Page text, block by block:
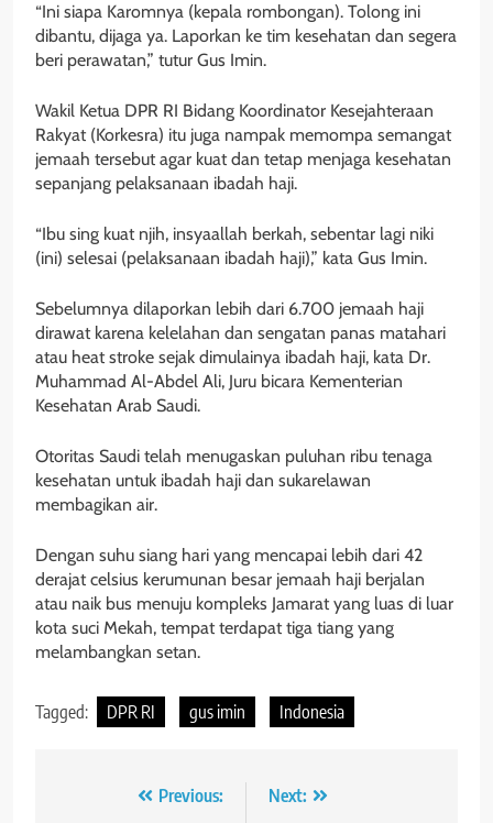
“Ini siapa Karomnya (kepala rombongan). Tolong ini
dibantu, dijaga ya. Laporkan ke tim kesehatan dan segera
beri perawatan,” tutur Gus Imin.
Wakil Ketua DPR RI Bidang Koordinator Kesejahteraan
Rakyat (Korkesra) itu juga nampak memompa semangat
jemaah tersebut agar kuat dan tetap menjaga kesehatan
sepanjang pelaksanaan ibadah haji.
“Ibu sing kuat njih, insyaallah berkah, sebentar lagi niki
(ini) selesai (pelaksanaan ibadah haji),” kata Gus Imin.
Sebelumnya dilaporkan lebih dari 6.700 jemaah haji
dirawat karena kelelahan dan sengatan panas matahari
atau heat stroke sejak dimulainya ibadah haji, kata Dr.
Muhammad Al-Abdel Ali, Juru bicara Kementerian
Kesehatan Arab Saudi.
Otoritas Saudi telah menugaskan puluhan ribu tenaga
kesehatan untuk ibadah haji dan sukarelawan
membagikan air.
Dengan suhu siang hari yang mencapai lebih dari 42
derajat celsius kerumunan besar jemaah haji berjalan
atau naik bus menuju kompleks Jamarat yang luas di luar
kota suci Mekah, tempat terdapat tiga tiang yang
melambangkan setan.
Tagged: DPR RI gus imin Indonesia
Navigasi Previous:
Next: